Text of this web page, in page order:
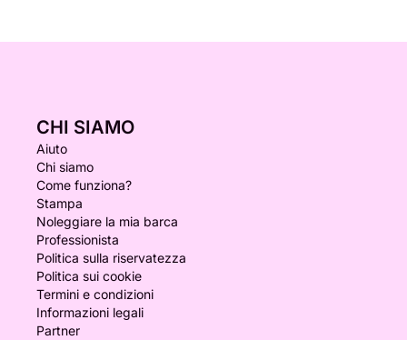
CHI SIAMO
Aiuto
Chi siamo
Come funziona?
Stampa
Noleggiare la mia barca
Professionista
Politica sulla riservatezza
Politica sui cookie
Termini e condizioni
Informazioni legali
Partner